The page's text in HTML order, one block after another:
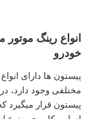
خودرو
پیستون ها دارای
مختلفی وجود دارد،
پیستون قرار میگیرد